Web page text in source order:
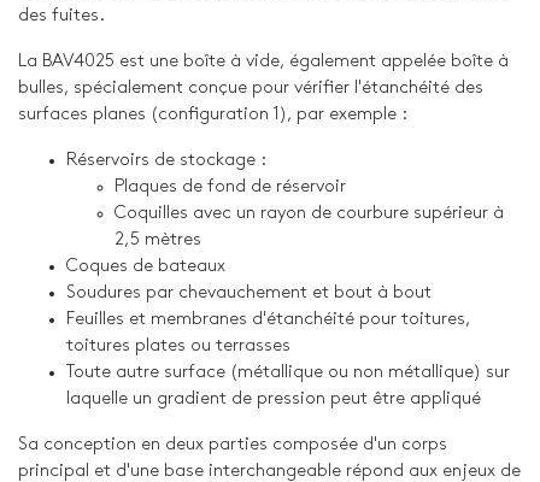
des fuites.
La BAV4025 est une boîte à vide, également appelée boîte à
bulles, spécialement conçue pour vérifier l'étanchéité des
surfaces planes (configuration 1), par exemple :
Réservoirs de stockage :
Plaques de fond de réservoir
Coquilles avec un rayon de courbure supérieur à
2,5 mètres
Coques de bateaux
Soudures par chevauchement et bout à bout
Feuilles et membranes d'étanchéité pour toitures,
toitures plates ou terrasses
Toute autre surface (métallique ou non métallique) sur
laquelle un gradient de pression peut être appliqué
Sa conception en deux parties composée d'un corps
principal et d'une base interchangeable répond aux enjeux de